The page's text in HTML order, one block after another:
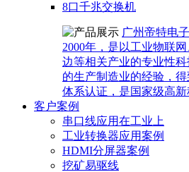
8口千兆交换机
广州帝特电
2000年，是以工业物联
边等相关产业的专业性
的生产制造业的经验，
体系认证，是国家级高新
客户案例
串口线应用在工业上
工业转换器应用案例
HDMI分屏器案例
挖矿易驱线